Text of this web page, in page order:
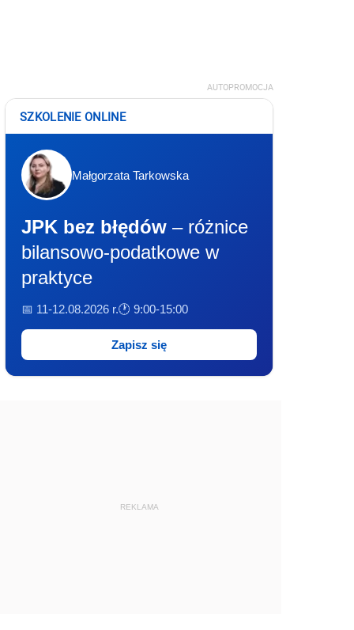
AUTOPROMOCJA
SZKOLENIE ONLINE
Małgorzata Tarkowska
JPK bez błędów – różnice
bilansowo-podatkowe w
praktyce
📅 11-12.08.2026 r.🕐 9:00-15:00
Zapisz się
REKLAMA